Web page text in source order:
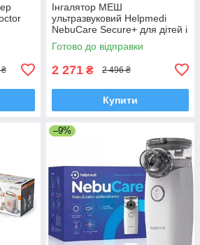
₴
Інгалятор МЕШ
ультразвуковий Helpmedi
NebuCare Secure+ для дітей і
дорослих + 40 ампул
фізіологічного розчину
Готово до відправки
2 271 ₴ 2 496 ₴
Купити
–9%